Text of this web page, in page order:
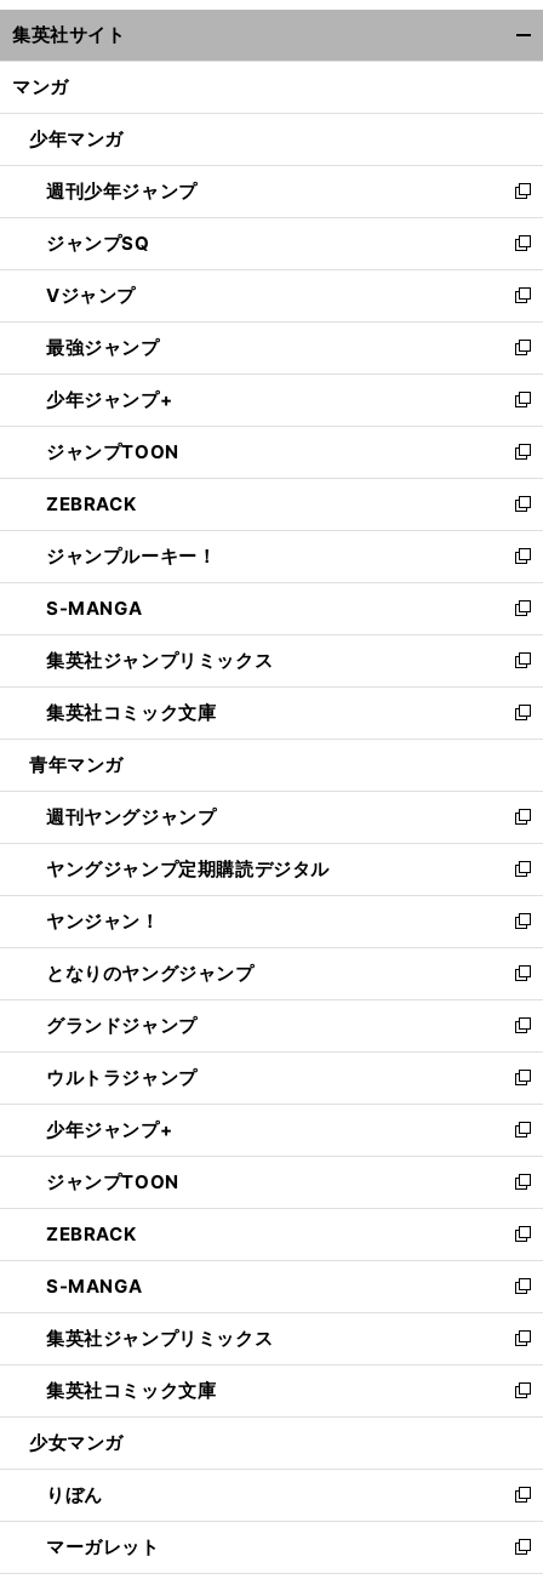
ウ
ィ
ン
ウ
開
く
集英社サイト
マンガ
少年マンガ
週刊少年ジャンプ
新
し
い
ウ
ィ
ン
ド
ウ
で
開
く
ジャンプSQ
新
し
い
ウ
ィ
ン
ド
ウ
で
開
く
Vジャンプ
新
し
い
ウ
ィ
ン
ド
ウ
で
開
く
最強ジャンプ
新
し
い
ウ
ィ
ン
ド
ウ
で
開
く
少年ジャンプ+
新
し
い
ウ
ィ
ン
ド
ウ
で
開
く
ジャンプTOON
新
し
い
ウ
ィ
ン
ド
ウ
で
開
く
ZEBRACK
新
し
い
ウ
ィ
ン
ド
ウ
で
開
ジャンプルーキー！
新
し
い
ウ
ィ
ン
ド
ウ
開
く
S-MANGA
新
し
い
ウ
ィ
ン
ウ
で
開
く
集英社ジャンプリミックス
新
し
い
ウ
ン
ド
ウ
で
開
く
集英社コミック文庫
新
し
ウ
ィ
ン
ド
ウ
で
開
く
青年マンガ
週刊ヤングジャンプ
新
し
い
ウ
ィ
ン
ド
ウ
で
開
く
ヤングジャンプ定期購読デジタル
新
し
い
ウ
ィ
ン
ド
ウ
で
開
く
ヤンジャン！
新
し
い
ウ
ィ
ン
ド
ウ
で
開
く
となりのヤングジャンプ
新
し
い
ウ
ィ
ン
ド
ウ
で
開
く
グランドジャンプ
新
し
い
ウ
ィ
ン
ド
ウ
で
開
く
ウルトラジャンプ
新
し
い
ウ
ィ
ン
ド
ウ
で
開
く
少年ジャンプ+
新
し
い
ウ
ィ
ン
ド
ウ
で
開
く
ジャンプTOON
新
し
い
ウ
ィ
ン
ド
ウ
で
開
ZEBRACK
新
し
い
ウ
ィ
ン
ド
ウ
開
く
S-MANGA
新
し
い
ウ
ィ
ン
ウ
で
開
く
集英社ジャンプリミックス
新
し
い
ウ
ン
ド
ウ
で
開
集英社コミック文庫
新
し
ウ
ィ
ン
ド
ウ
少女マンガ
りぼん
新
し
い
ウ
マーガレット
新
し